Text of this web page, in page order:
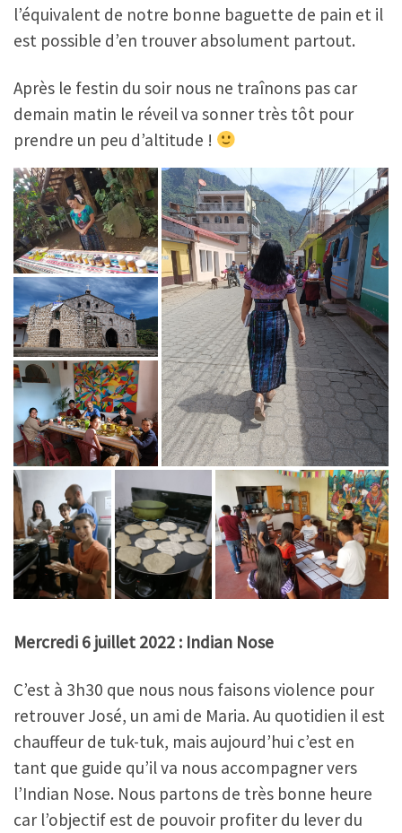
l’équivalent de notre bonne baguette de pain et il
est possible d’en trouver absolument partout.
Après le festin du soir nous ne traînons pas car
demain matin le réveil va sonner très tôt pour
prendre un peu d’altitude !
Mercredi 6 juillet 2022 : Indian Nose
C’est à 3h30 que nous nous faisons violence pour
retrouver José, un ami de Maria. Au quotidien il est
chauffeur de tuk-tuk, mais aujourd’hui c’est en
tant que guide qu’il va nous accompagner vers
l’Indian Nose. Nous partons de très bonne heure
car l’objectif est de pouvoir profiter du lever du